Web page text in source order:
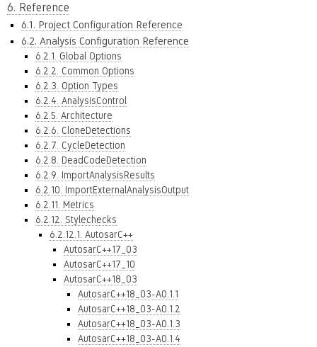
6. Reference
6.1. Project Configuration Reference
6.2. Analysis Configuration Reference
6.2.1. Global Options
6.2.2. Common Options
6.2.3. Option Types
6.2.4. AnalysisControl
6.2.5. Architecture
6.2.6. CloneDetections
6.2.7. CycleDetection
6.2.8. DeadCodeDetection
6.2.9. ImportAnalysisResults
6.2.10. ImportExternalAnalysisOutput
6.2.11. Metrics
6.2.12. Stylechecks
6.2.12.1. AutosarC++
AutosarC++17_03
AutosarC++17_10
AutosarC++18_03
AutosarC++18_03-A0.1.1
AutosarC++18_03-A0.1.2
AutosarC++18_03-A0.1.3
AutosarC++18_03-A0.1.4